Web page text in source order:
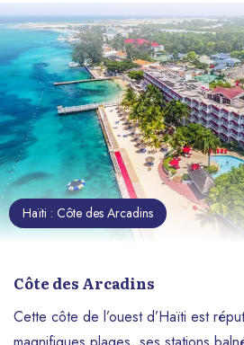
nationaux, ce pays
l’on peut vivre des
Voici une sélection
promettent des
une immersion totale
culture haïtiennes.
Haïti : Côte des Arcadins
Côte des Arcadins
Cette côte de l’ouest d’Haïti est